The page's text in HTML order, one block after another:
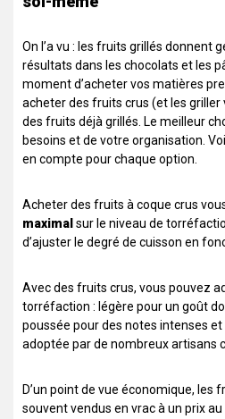
On l’a vu : les fruits grillés donnent
résultats dans les chocolats et les
moment d’acheter vos matières
acheter des fruits crus (et les
des fruits déjà grillés. Le meilleur
besoins et de votre organisation.
en compte pour chaque option.
Acheter des fruits à coque crus
maximal sur le niveau de
d’ajuster le degré de cuisson en
Avec des fruits crus, vous pouvez
torréfaction : légère pour un goût
poussée pour des notes intenses et
adoptée par de nombreux artisans
D’un point de vue économique, les
souvent vendus en vrac à un prix